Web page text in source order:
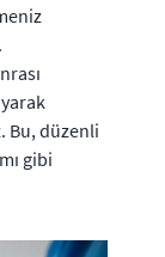
Bu, düzenli
gibi